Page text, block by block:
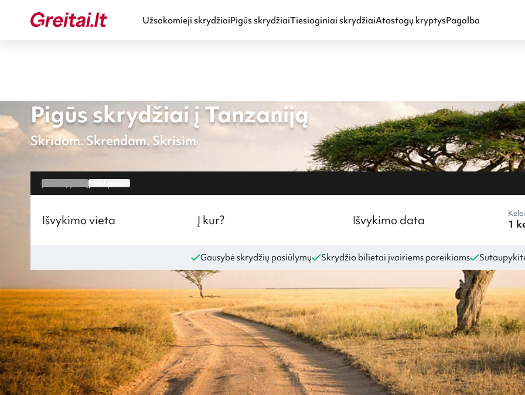
Užsakomieji skrydžiaiPigūs skrydžiaiTiesioginiai skrydžiaiAtostogų kryptysPagalba
Pigūs skrydžiai į Tanzaniją
Skridom. Skrendam. Skrisim
Į vieną pusęĮ abi puses
Išvykimo vieta Į kur? Išvykimo data
Gausybė skrydžių pasiūlymų Skrydžio bilietai įvairiems poreikiams
„Greitai.lt“ Bilietai. Atraskite pigias šių metų skrydžių kryptis keliautojams, ieškantiems įspūdžių Pigūs skrydžiai Afrikoje Pigūs skrydžiai į